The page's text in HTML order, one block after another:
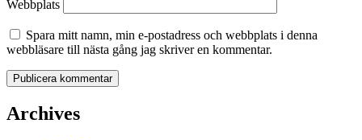
Webbplats
Spara mitt namn, min e-postadress och webbplats i denna
webbläsare till nästa gång jag skriver en kommentar.
Archives